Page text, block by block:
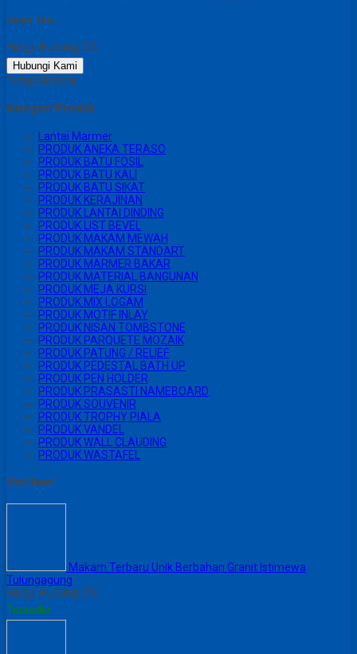
Share This :
Harga Hubungi CS
Hubungi Kami
Tutup Sidebar
Kategori Produk
Lantai Marmer
PRODUK ANEKA TERASO
PRODUK BATU FOSIL
PRODUK BATU KALI
PRODUK BATU SIKAT
PRODUK KERAJINAN
PRODUK LANTAI DINDING
PRODUK LIST BEVEL
PRODUK MAKAM MEWAH
PRODUK MAKAM STANDART
PRODUK MARMER BAKAR
PRODUK MATERIAL BANGUNAN
PRODUK MEJA KURSI
PRODUK MIX LOGAM
PRODUK MOTIF INLAY
PRODUK NISAN TOMBSTONE
PRODUK PARQUETE MOZAIK
PRODUK PATUNG / RELIEF
PRODUK PEDESTAL BATH UP
PRODUK PEN HOLDER
PRODUK PRASASTI NAMEBOARD
PRODUK SOUVENIR
PRODUK TROPHY PIALA
PRODUK VANDEL
PRODUK WALL CLAUDING
PRODUK WASTAFEL
Hot Item!
Makam Terbaru Unik Berbahan Granit Istimewa
Tulungagung
Harga Hubungi CS
Tersedia